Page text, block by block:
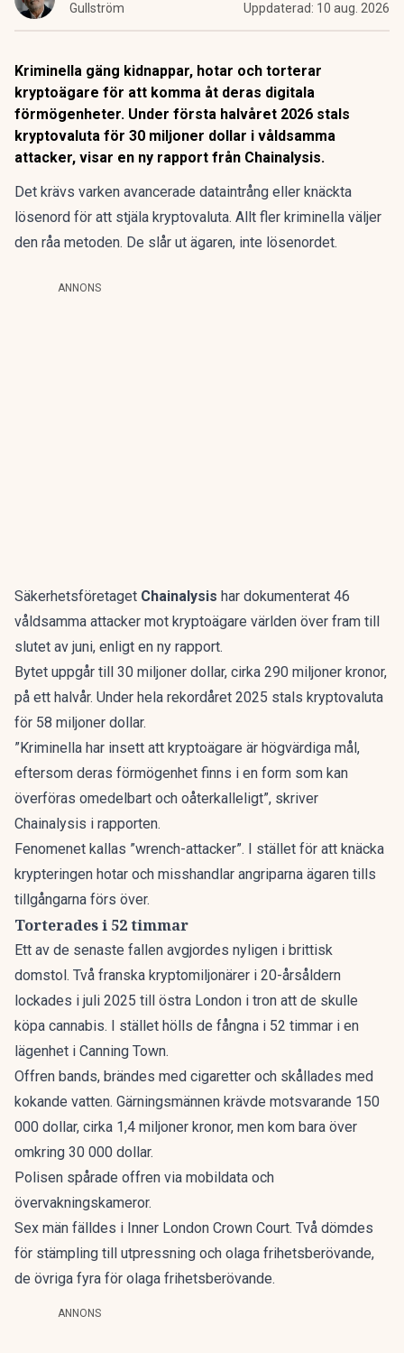
Gullström
Uppdaterad: 10 aug. 2026
Kriminella gäng kidnappar, hotar och torterar
kryptoägare för att komma åt deras digitala
förmögenheter. Under första halvåret 2026 stals
kryptovaluta för 30 miljoner dollar i våldsamma
attacker, visar en ny rapport från Chainalysis.
Det krävs varken avancerade dataintrång eller knäckta
lösenord för att stjäla kryptovaluta. Allt fler kriminella väljer
den råa metoden. De slår ut ägaren, inte lösenordet.
ANNONS
Säkerhetsföretaget Chainalysis har dokumenterat 46
våldsamma attacker mot kryptoägare världen över fram till
slutet av juni, enligt en ny rapport.
Bytet uppgår till 30 miljoner dollar, cirka 290 miljoner kronor,
på ett halvår. Under hela rekordåret 2025 stals kryptovaluta
för 58 miljoner dollar.
”Kriminella har insett att kryptoägare är högvärdiga mål,
eftersom deras förmögenhet finns i en form som kan
överföras omedelbart och oåterkalleligt”, skriver
Chainalysis i rapporten.
Fenomenet kallas ”wrench-attacker”. I stället för att knäcka
krypteringen hotar och misshandlar angriparna ägaren tills
tillgångarna förs över.
Torterades i 52 timmar
Ett av de senaste fallen avgjordes nyligen i brittisk
domstol. Två franska kryptomiljonärer i 20-årsåldern
lockades i juli 2025 till östra London i tron att de skulle
köpa cannabis. I stället hölls de fångna i 52 timmar i en
lägenhet i Canning Town.
Offren bands, brändes med cigaretter och skållades med
kokande vatten. Gärningsmännen krävde motsvarande 150
000 dollar, cirka 1,4 miljoner kronor, men kom bara över
omkring 30 000 dollar.
Polisen spårade offren via mobildata och
övervakningskameror.
Sex män fälldes i Inner London Crown Court. Två dömdes
för stämpling till utpressning och olaga frihetsberövande,
de övriga fyra för olaga frihetsberövande.
ANNONS